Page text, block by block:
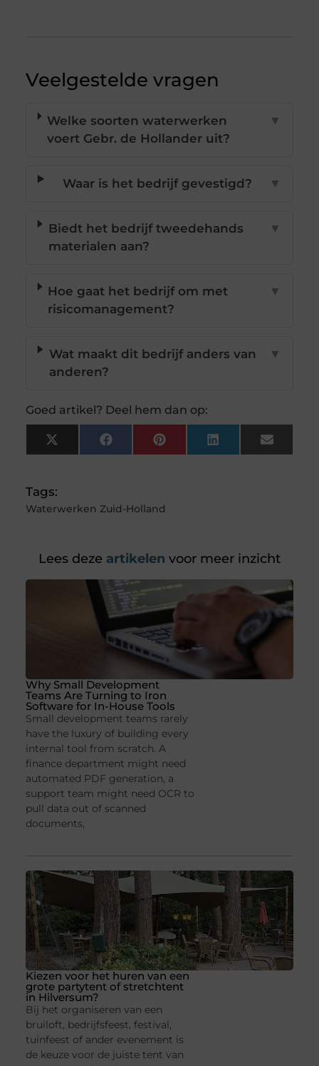
Veelgestelde vragen
Welke soorten waterwerken
voert Gebr. de Hollander uit?
▼
Waar is het bedrijf gevestigd? ▼
Biedt het bedrijf tweedehands
materialen aan?
▼
Hoe gaat het bedrijf om met
risicomanagement?
▼
Wat maakt dit bedrijf anders van
anderen?
▼
Goed artikel? Deel hem dan op:
X
(Twitter)
FacebookPinterestLinkedInEmail
Tags:
Waterwerken Zuid-Holland
Lees deze artikelen voor meer inzicht
Why Small Development
Teams Are Turning to Iron
Software for In-House Tools
Small development teams rarely
have the luxury of building every
internal tool from scratch. A
finance department might need
automated PDF generation, a
support team might need OCR to
pull data out of scanned
documents,
Kiezen voor het huren van een
grote partytent of stretchtent
in Hilversum?
Bij het organiseren van een
bruiloft, bedrijfsfeest, festival,
tuinfeest of ander evenement is
de keuze voor de juiste tent van